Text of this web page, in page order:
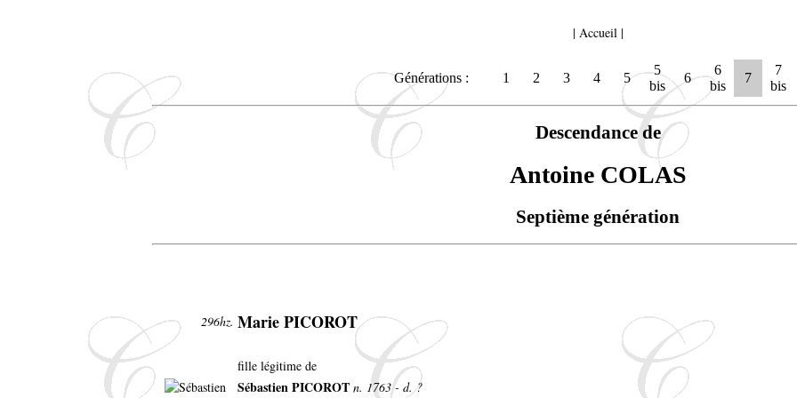
| Accueil|
Générations : 1 2 3 4 5
5
bis
6
6
bis
7
7
bis
Descendance de
Antoine COLAS
Septième génération
296hz. Marie PICOROT
fille légitime de
Sébastien PICOROT n. 1763 - d. ?